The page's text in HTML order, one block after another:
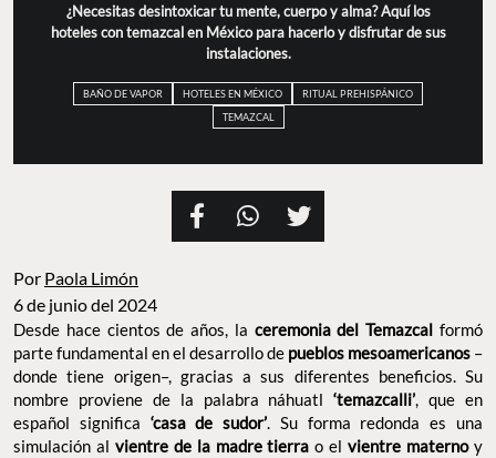
¿Necesitas desintoxicar tu mente, cuerpo y alma? Aquí los
hoteles con temazcal en México para hacerlo y disfrutar de sus
instalaciones.
BAÑO DE VAPOR HOTELES EN MÉXICO
RITUAL PREHISPÁNICO
TEMAZCAL
Por Paola Limón
6 de junio del 2024
Desde hace cientos de años, la ceremonia del Temazcalformó
parte fundamental en el desarrollo de pueblos mesoamericanos –
donde tiene origen–, gracias a sus diferentes beneficios. Su
nombre proviene de la palabra náhuatl‘temazcalli’, que en
español significa ‘casa de sudor’. Su forma redonda es una
simulación al vientre de la madre tierra o elvientre maternoy